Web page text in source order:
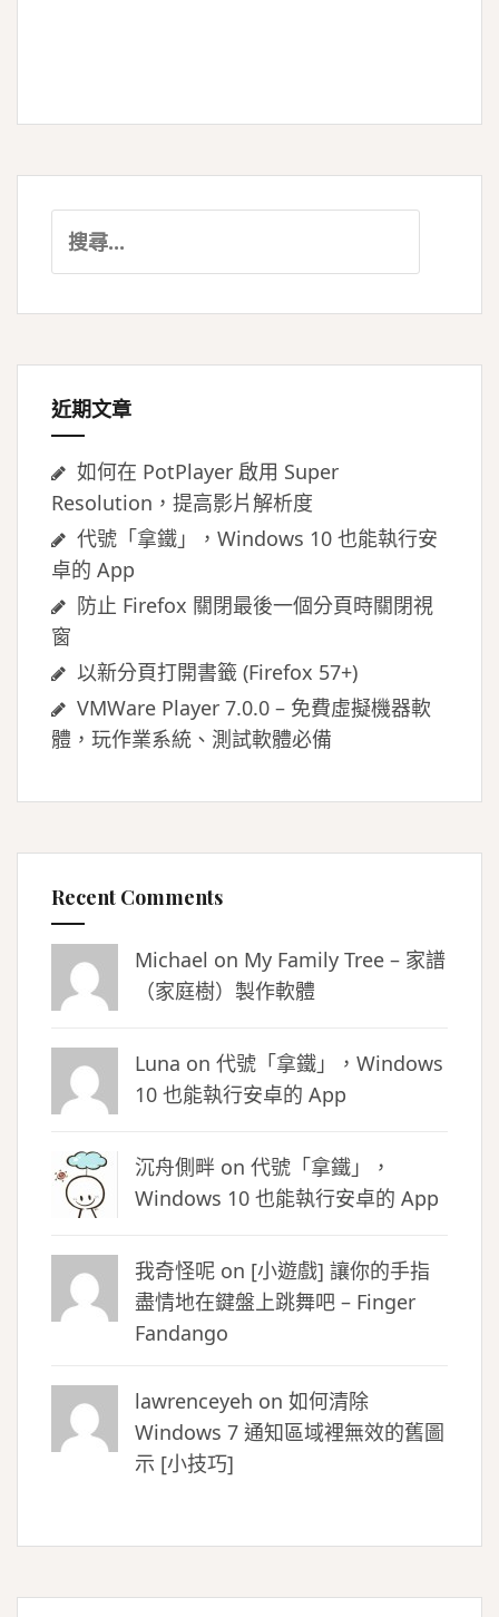
尋
鍵
近期文章
如何在 PotPlayer 啟用 Super
Resolution，提高影片解析度
代號「拿鐵」，Windows 10 也能執行安
卓的 App
防止 Firefox 關閉最後一個分頁時關閉視
窗
以新分頁打開書籤 (Firefox 57+)
VMWare Player 7.0.0 – 免費虛擬機器軟
體，玩作業系統、測試軟體必備
Recent Comments
Michael on My Family Tree – 家譜
（家庭樹）製作軟體
Luna on 代號「拿鐵」，Windows
10 也能執行安卓的 App
沉舟側畔 on 代號「拿鐵」，
Windows 10 也能執行安卓的 App
我奇怪呢 on [小遊戲] 讓你的手指
盡情地在鍵盤上跳舞吧 – Finger
Fandango
lawrenceyeh on 如何清除
Windows 7 通知區域裡無效的舊圖
示 [小技巧]